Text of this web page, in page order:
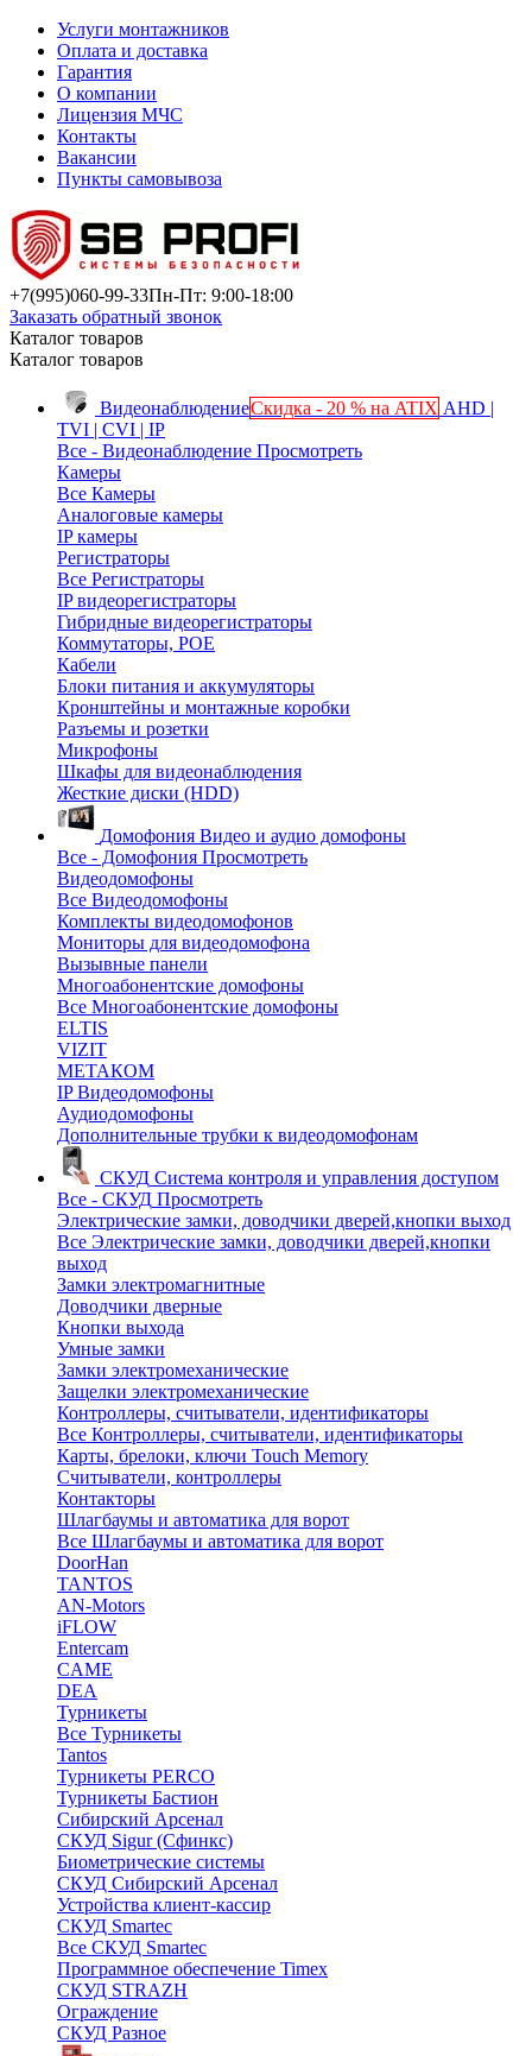
Услуги монтажников
Оплата и доставка
Гарантия
О компании
Лицензия МЧС
Контакты
Вакансии
Пункты самовывоза
+7(995)060-99-33Пн-Пт: 9:00-18:00
Заказать обратный звонок
Каталог товаров
Каталог товаров
ВидеонаблюдениеСкидка - 20 % на ATIX AHD |
TVI | CVI | IP
Все - Видеонаблюдение Просмотреть
Камеры
Все Камеры
Аналоговые камеры
IP камеры
Регистраторы
Все Регистраторы
IP видеорегистраторы
Гибридные видеорегистраторы
Коммутаторы, POE
Кабели
Блоки питания и аккумуляторы
Кронштейны и монтажные коробки
Разъемы и розетки
Микрофоны
Шкафы для видеонаблюдения
Жесткие диски (HDD)
Домофония Видео и аудио домофоны
Все - Домофония Просмотреть
Видеодомофоны
Все Видеодомофоны
Комплекты видеодомофонов
Мониторы для видеодомофона
Вызывные панели
Многоабонентские домофоны
Все Многоабонентские домофоны
ELTIS
VIZIT
МЕТАКОМ
IP Видеодомофоны
Аудиодомофоны
Дополнительные трубки к видеодомофонам
СКУД Система контроля и управления доступом
Все - СКУД Просмотреть
Электрические замки, доводчики дверей,кнопки выход
Все Электрические замки, доводчики дверей,кнопки
выход
Замки электромагнитные
Доводчики дверные
Кнопки выхода
Умные замки
Замки электромеханические
Защелки электромеханические
Контроллеры, считыватели, идентификаторы
Все Контроллеры, считыватели, идентификаторы
Карты, брелоки, ключи Touch Memory
Считыватели, контроллеры
Контакторы
Шлагбаумы и автоматика для ворот
Все Шлагбаумы и автоматика для ворот
DoorHan
TANTOS
AN-Motors
iFLOW
Entercam
CAME
DEA
Турникеты
Все Турникеты
Tantos
Турникеты PERCO
Турникеты Бастион
Сибирский Арсенал
СКУД Sigur (Сфинкс)
Биометрические системы
СКУД Сибирский Арсенал
Устройства клиент-кассир
СКУД Smartec
Все СКУД Smartec
Программное обеспечение Timex
СКУД STRAZH
Ограждение
СКУД Разное